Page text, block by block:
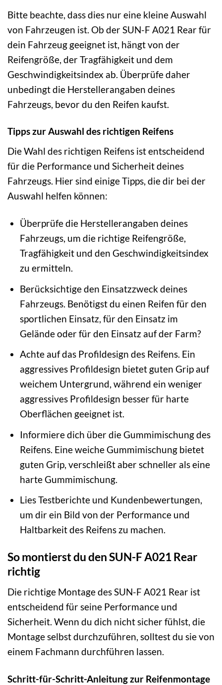
Bitte beachte, dass dies nur eine kleine Auswahl
von Fahrzeugen ist. Ob der SUN-F A021 Rear für
dein Fahrzeug geeignet ist, hängt von der
Reifengröße, der Tragfähigkeit und dem
Geschwindigkeitsindex ab. Überprüfe daher
unbedingt die Herstellerangaben deines
Fahrzeugs, bevor du den Reifen kaufst.
Tipps zur Auswahl des richtigen Reifens
Die Wahl des richtigen Reifens ist entscheidend
für die Performance und Sicherheit deines
Fahrzeugs. Hier sind einige Tipps, die dir bei der
Auswahl helfen können:
Überprüfe die Herstellerangaben deines
Fahrzeugs, um die richtige Reifengröße,
Tragfähigkeit und den Geschwindigkeitsindex
zu ermitteln.
Berücksichtige den Einsatzzweck deines
Fahrzeugs. Benötigst du einen Reifen für den
sportlichen Einsatz, für den Einsatz im
Gelände oder für den Einsatz auf der Farm?
Achte auf das Profildesign des Reifens. Ein
aggressives Profildesign bietet guten Grip auf
weichem Untergrund, während ein weniger
aggressives Profildesign besser für harte
Oberflächen geeignet ist.
Informiere dich über die Gummimischung des
Reifens. Eine weiche Gummimischung bietet
guten Grip, verschleißt aber schneller als eine
harte Gummimischung.
Lies Testberichte und Kundenbewertungen,
um dir ein Bild von der Performance und
Haltbarkeit des Reifens zu machen.
So montierst du den SUN-F A021 Rear
richtig
Die richtige Montage des SUN-F A021 Rear ist
entscheidend für seine Performance und
Sicherheit. Wenn du dich nicht sicher fühlst, die
Montage selbst durchzuführen, solltest du sie von
einem Fachmann durchführen lassen.
Schritt-für-Schritt-Anleitung zur Reifenmontage